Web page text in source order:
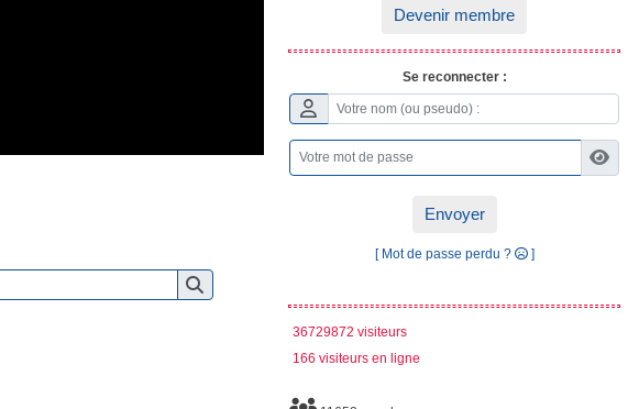
Devenir membre
Se reconnecter :
Envoyer
[ Mot de passe perdu ? ]
36729872 visiteurs
166 visiteurs en ligne